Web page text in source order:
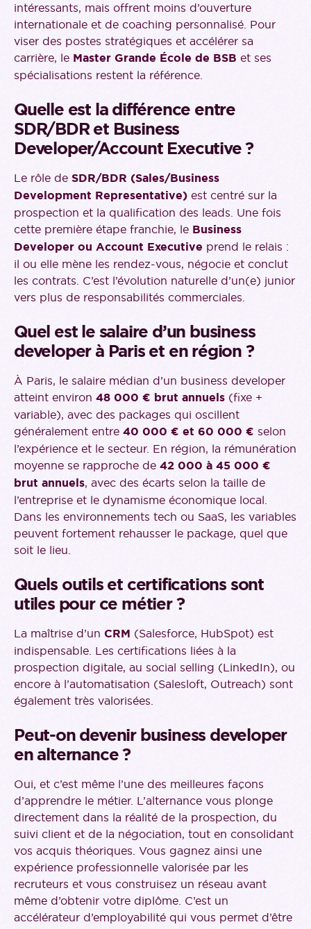
intéressants, mais offrent moins d’ouverture
internationale et de coaching personnalisé. Pour
viser des postes stratégiques et accélérer sa
carrière, le Master Grande École de BSB et ses
spécialisations restent la référence.
Quelle est la différence entre
SDR/BDR et Business
Developer/Account Executive ?
Le rôle de SDR/BDR (Sales/Business
Development Representative) est centré sur la
prospection et la qualification des leads. Une fois
cette première étape franchie, le Business
Developer ou Account Executive prend le relais :
il ou elle mène les rendez-vous, négocie et conclut
les contrats. C’est l’évolution naturelle d’un(e) junior
vers plus de responsabilités commerciales.
Quel est le salaire d’un business
developer à Paris et en région ?
À Paris, le salaire médian d’un business developer
atteint environ 48 000 € brut annuels (fixe +
variable), avec des packages qui oscillent
généralement entre 40 000 € et 60 000 € selon
l’expérience et le secteur. En région, la rémunération
moyenne se rapproche de 42 000 à 45 000 €
brut annuels, avec des écarts selon la taille de
l’entreprise et le dynamisme économique local.
Dans les environnements tech ou SaaS, les variables
peuvent fortement rehausser le package, quel que
soit le lieu.
Quels outils et certifications sont
utiles pour ce métier ?
La maîtrise d’un CRM (Salesforce, HubSpot) est
indispensable. Les certifications liées à la
prospection digitale, au social selling (LinkedIn), ou
encore à l’automatisation (Salesloft, Outreach) sont
également très valorisées.
Peut-on devenir business developer
en alternance ?
Oui, et c’est même l’une des meilleures façons
d’apprendre le métier. L’alternance vous plonge
directement dans la réalité de la prospection, du
suivi client et de la négociation, tout en consolidant
vos acquis théoriques. Vous gagnez ainsi une
expérience professionnelle valorisée par les
recruteurs et vous construisez un réseau avant
même d’obtenir votre diplôme. C’est un
accélérateur d’employabilité qui vous permet d’être